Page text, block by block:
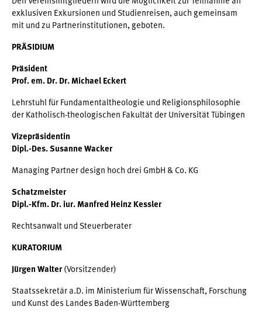
exklusiven Exkursionen und Studienreisen, auch gemeinsam
mit und zu Partnerinstitutionen, geboten.
PRÄSIDIUM
Präsident
Prof. em. Dr. Dr. Michael Eckert
Lehrstuhl für Fundamentaltheologie und Religionsphilosophie
der Katholisch-theologischen Fakultät der Universität Tübingen
Vizepräsidentin
Dipl.-Des. Susanne Wacker
Managing Partner design hoch drei GmbH & Co. KG
Schatzmeister
Dipl.-Kfm. Dr. iur. Manfred Heinz Kessler
Rechtsanwalt und Steuerberater
KURATORIUM
Jürgen Walter(Vorsitzender)
Staatssekretär a.D. im Ministerium für Wissenschaft, Forschung
und Kunst des Landes Baden-Württemberg